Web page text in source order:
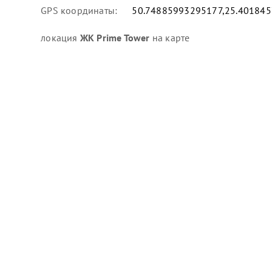
GPS координаты:
локация ЖК Prime Tower на карте